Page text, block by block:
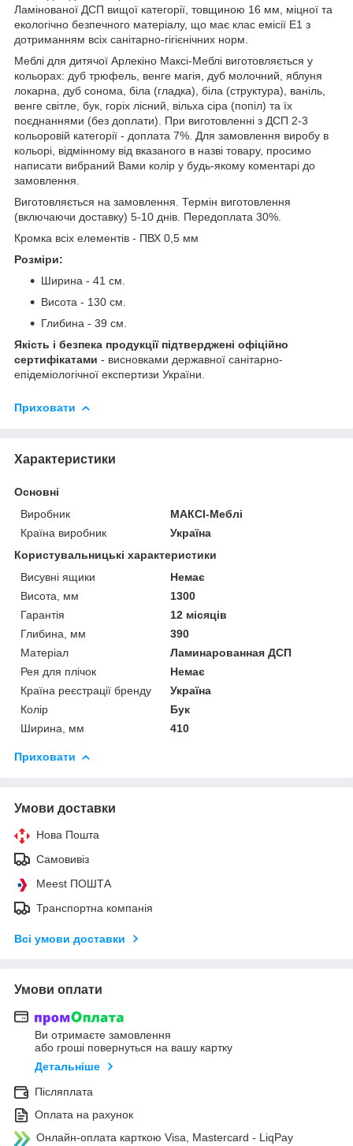
Ламінованої ДСП вищої категорії, товщиною 16 мм, міцної та
екологічно безпечного матеріалу, що має клас емісії Е1 з
дотриманням всіх санітарно-гігієнічних норм.
Меблі для дитячої Арлекіно Максі-Меблі виготовляється у
кольорах: дуб трюфель, венге магія, дуб молочний, яблуня
локарна, дуб сонома, біла (гладка), біла (структура), ваніль,
венге світле, бук, горіх лісний, вільха сіра (попіл) та їх
поєднаннями (без доплати). При виготовленні з ДСП 2-3
кольоровій категорії - доплата 7%. Для замовлення виробу в
кольорі, відмінному від вказаного в назві товару, просимо
написати вибраний Вами колір у будь-якому коментарі до
замовлення.
Виготовляється на замовлення. Термін виготовлення
(включаючи доставку) 5-10 днів. Передоплата 30%.
Кромка всіх елементів - ПВХ 0,5 мм
Розміри:
Ширина - 41 см.
Висота - 130 см.
Глибина - 39 см.
Якість і безпека продукції підтверджені офіційно
сертифікатами - висновками державної санітарно-
епідеміологічної експертизи України.
Приховати
Характеристики
Основні
Виробник
МАКСІ-Меблі
Країна виробник
Україна
Користувальницькі характеристики
Висувні ящики
Немає
Висота, мм
1300
Гарантія
12 місяців
Глибина, мм
390
Матеріал
Ламинарованная ДСП
Рея для плічок
Немає
Країна реєстрації бренду
Україна
Колір
Бук
Ширина, мм
410
Приховати
Умови доставки
Нова Пошта
Самовивіз
Meest ПОШТА
Транспортна компанія
Всі умови доставки
Умови оплати
Ви отримаєте замовлення
або гроші повернуться на вашу картку
Детальніше
Післяплата
Оплата на рахунок
Онлайн-оплата карткою Visa, Mastercard - LiqPay